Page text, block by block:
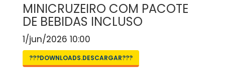
MINICRUZEIRO COM PACOTE
DE BEBIDAS INCLUSO
1/jun/2026 10:00
???DOWNLOADS.DESCARGAR???